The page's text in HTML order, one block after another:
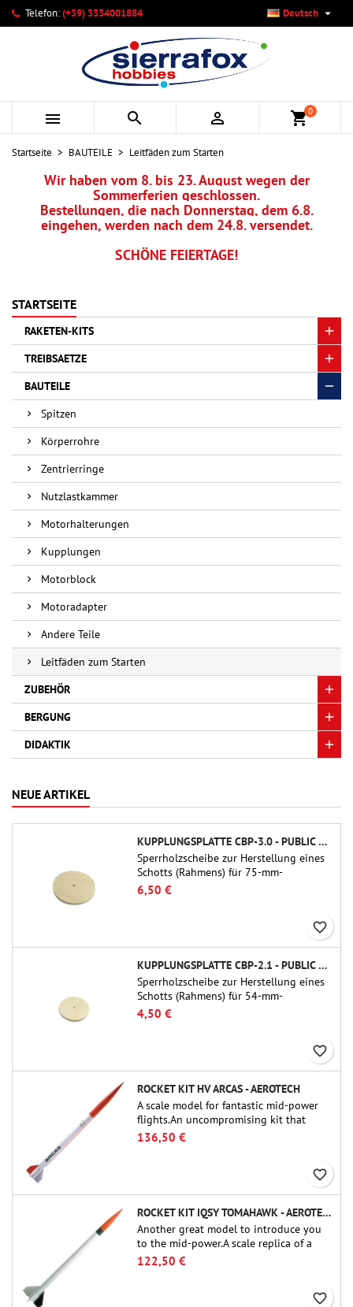
Telefon:(+39) 3334001884 Deutsch 
   shopping_cart0
Startseite BAUTEILE Leitfäden zum Starten
Wir haben vom 8. bis 23. August wegen der
Sommerferien geschlossen.
Bestellungen, die nach Donnerstag, dem 6.8.
eingehen, werden nach dem 24.8. versendet.
SCHÖNE FEIERTAGE!
STARTSEITE
RAKETEN-KITS
TREIBSAETZE
BAUTEILE
Spitzen
Körperrohre
Zentrierringe
Nutzlastkammer
Motorhalterungen
Kupplungen
Motorblock
Motoradapter
Andere Teile
Leitfäden zum Starten
ZUBEHÖR
BERGUNG
DIDAKTIK
NEUE ARTIKEL
KUPPLUNGSPLATTE CBP-3.0 - PUBLIC MISSILES LTD.
Sperrholzscheibe zur Herstellung eines
Schotts (Rahmens) für 75-mm-
Rohrkupplungen (PT-3.0/QT-3.0) von
Public Missiles Ltd.
6,50 €
favorite_border
KUPPLUNGSPLATTE CBP-2.1 - PUBLIC MISSILES LTD.
Sperrholzscheibe zur Herstellung eines
Schotts (Rahmens) für 54-mm-
Rohrkupplungen (PT-2.1 oder QT-2.1)
von Public Missiles Ltd.
4,50 €
favorite_border
ROCKET KIT HV ARCAS - AEROTECH
A scale model for fantastic mid-power
flights.An uncompromising kit that
allows you to build a replica of one of
the most famous sounding-rocket ever.
136,50 €
favorite_border
ROCKET KIT IQSY TOMAHAWK - AEROTECH
Another great model to introduce you
to the mid-power.A scale replica of a
famous sounding rocket, small in size
and peefect to move to higher-level kits.
122,50 €
favorite_border
Ihre Wunschlisten ×
Neue Liste anlegen
((modalTitle)) ×
((confirmMessage))
((cancelText)) ((modalDeleteText))
Wunschliste erstellen ×
Name der Wunschliste
Abbrechen Wunschliste erstellen
Anmelden ×
Sie müssen angemeldet sein, um Artikel Ihrer Wunschliste
hinzufügen zu können.
Abbrechen Anmelden